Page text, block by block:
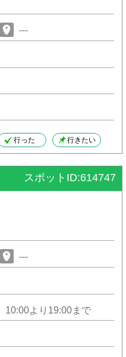
---
行った 行きたい
スポットID:614747
---
より19:00まで